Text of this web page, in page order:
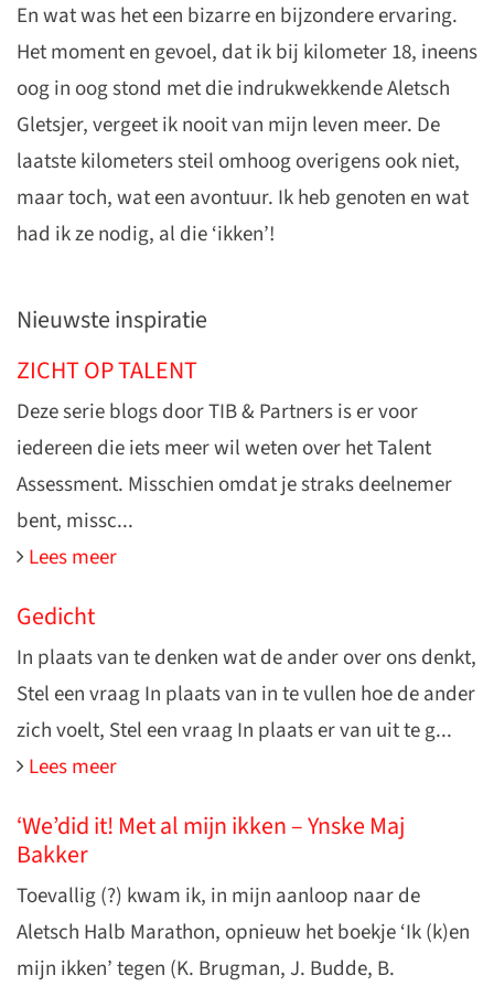
En wat was het een bizarre en bijzondere ervaring.
Het moment en gevoel, dat ik bij kilometer 18, ineens
oog in oog stond met die indrukwekkende Aletsch
Gletsjer, vergeet ik nooit van mijn leven meer. De
laatste kilometers steil omhoog overigens ook niet,
maar toch, wat een avontuur. Ik heb genoten en wat
had ik ze nodig, al die ‘ikken’!
Nieuwste inspiratie
ZICHT OP TALENT
Deze serie blogs door TIB & Partners is er voor
iedereen die iets meer wil weten over het Talent
Assessment. Misschien omdat je straks deelnemer
bent, missc...
Lees meer
Gedicht
In plaats van te denken wat de ander over ons denkt,
Stel een vraag In plaats van in te vullen hoe de ander
zich voelt, Stel een vraag In plaats er van uit te g...
Lees meer
‘We’did it! Met al mijn ikken – Ynske Maj
Bakker
Toevallig (?) kwam ik, in mijn aanloop naar de
Aletsch Halb Marathon, opnieuw het boekje ‘Ik (k)en
mijn ikken’ tegen (K. Brugman, J. Budde, B.